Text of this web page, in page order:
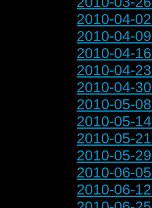
2010-04-
2010-04-
2010-04-
2010-04-
2010-04-
2010-05-
2010-05-
2010-05-
2010-05-
2010-06-
2010-06-